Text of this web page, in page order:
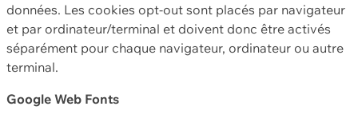
données. Les cookies opt-out sont placés par navigateur
et par ordinateur/terminal et doivent donc être activés
séparément pour chaque navigateur, ordinateur ou autre
terminal.
Google Web Fonts